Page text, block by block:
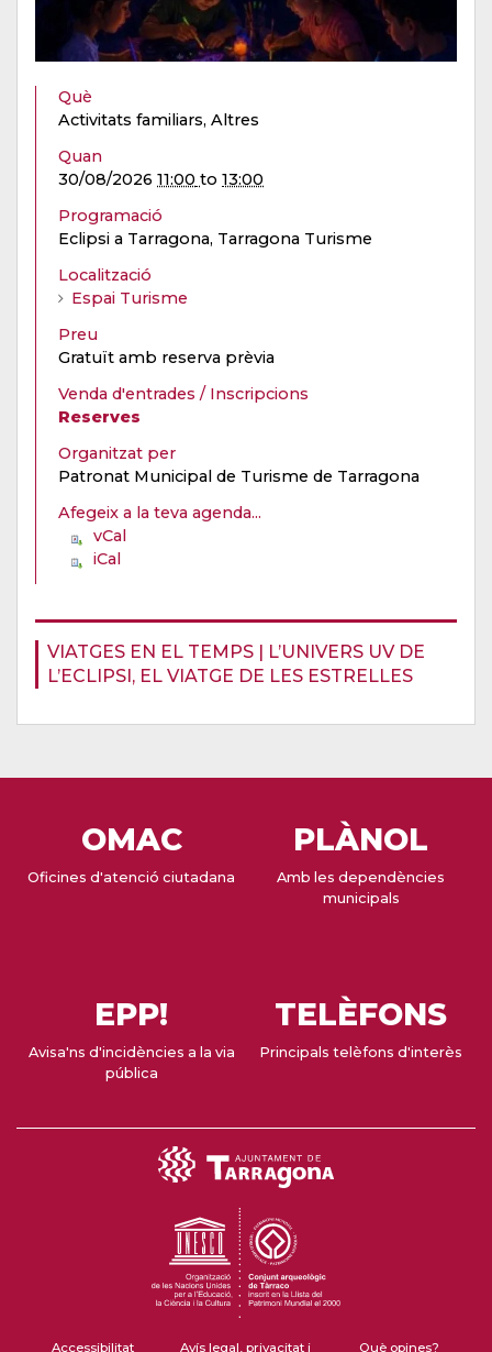
VIATGES EN EL TEMPS | L’UNIVERS UV DE
L’ECLIPSI, EL VIATGE DE LES ESTRELLES
Què
Activitats familiars, Altres
Quan
30/08/2026 11:00 to 13:00
Programació
Eclipsi a Tarragona, Tarragona Turisme
Localització
Espai Turisme
Preu
Gratuït amb reserva prèvia
Venda d'entrades / Inscripcions
Reserves
Organitzat per
Patronat Municipal de Turisme de Tarragona
Afegeix a la teva agenda...
vCal
iCal
OMAC
Oficines d'atenció ciutadana
PLÀNOL
Amb les dependències
municipals
EPP!
Avisa'ns d'incidències a la via
pública
TELÈFONS
Principals telèfons d'interès
Accessibilitat Avís legal, privacitat i Què opines?